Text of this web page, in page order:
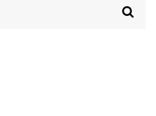
pode se ajustar às suas